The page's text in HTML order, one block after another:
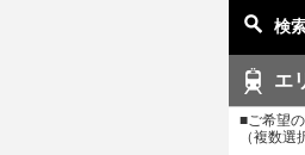
検
エ
■ご希望
（複数選